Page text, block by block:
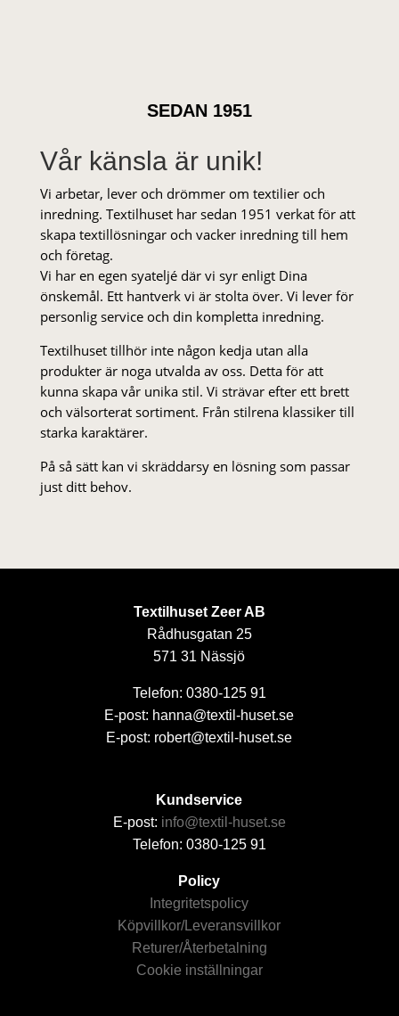
SEDAN 1951
Vår känsla är unik!
Vi arbetar, lever och drömmer om textilier och
inredning. Textilhuset har sedan 1951 verkat för att
skapa textillösningar och vacker inredning till hem
och företag.
Vi har en egen syateljé där vi syr enligt Dina
önskemål. Ett hantverk vi är stolta över. Vi lever för
personlig service och din kompletta inredning.
Textilhuset tillhör inte någon kedja utan alla
produkter är noga utvalda av oss. Detta för att
kunna skapa vår unika stil. Vi strä­var efter ett brett
och välsorterat sor­ti­ment. Från stil­rena klas­siker till
starka karaktärer.
På så sätt kan vi skräddarsy en lösning som passar
just ditt behov.
Textilhuset Zeer AB
Rådhusgatan 25
571 31 Nässjö
Telefon: 0380-125 91
E-post: hanna@textil-huset.se
E-post: robert@textil-huset.se
Kundservice
E-post: info@textil-huset.se
Telefon: 0380-125 91
Policy
Integritetspolicy
Köpvillkor/Leveransvillkor
Returer/Återbetalning
Cookie inställningar